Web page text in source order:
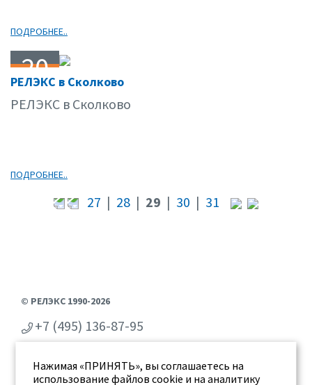
ПОДРОБНЕЕ..
20
04.15
РЕЛЭКС в Сколково
РЕЛЭКС в Сколково
ПОДРОБНЕЕ..
27 | 28 | 29 | 30 | 31
Нажимая «ПРИНЯТЬ», вы соглашаетесь на
использование файлов cookie и на аналитику
© РЕЛЭКС 1990-2026
+7 (495) 136-87-95
г. Воронеж, ул. Бахметьева 2Б